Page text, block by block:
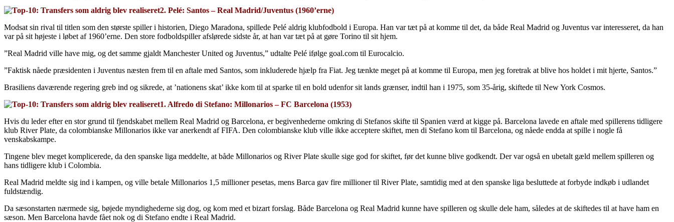
2. Pelé: Santos – Real Madrid/Juventus (1960’erne)
Modsat sin rival til titlen som den største spiller i historien, Diego Maradona, spillede Pelé aldrig klubfodbold i Europa. Han var tæt på at komme til det, da både Real Madrid og Juventus var interesseret, da han
var på sit højeste i løbet af 1960’erne. Den store fodboldspiller afslørede sidste år, at han var tæt på at gøre Torino til sit hjem.
”Real Madrid ville have mig, og det samme gjaldt Manchester United og Juventus,” udtalte Pelé ifølge goal.com til Eurocalcio.
”Faktisk nåede præsidenten i Juventus næsten frem til en aftale med Santos, som inkluderede hjælp fra Fiat. Jeg tænkte meget på at komme til Europa, men jeg foretrak at blive hos holdet i mit hjerte, Santos.”
Brasiliens daværende regering greb ind og sikrede, at ’nationens skat’ ikke kom til at sparke til en bold udenfor sit lands grænser, indtil han i 1975, som 35-årig, skiftede til New York Cosmos.
1. Alfredo di Stefano: Millonarios – FC Barcelona (1953)
Hvis du leder efter en stor grund til fjendskabet mellem Real Madrid og Barcelona, er begivenhederne omkring di Stefanos skifte til Spanien værd at kigge på. Barcelona lavede en aftale med spillerens tidligere
klub River Plate, da colombianske Millonarios ikke var anerkendt af FIFA. Den colombianske klub ville ikke acceptere skiftet, men di Stefano kom til Barcelona, og nåede endda at spille i nogle få
venskabskampe.
Tingene blev meget komplicerede, da den spanske liga meddelte, at både Millonarios og River Plate skulle sige god for skiftet, før det kunne blive godkendt. Der var også en ubetalt gæld mellem spilleren og
hans tidligere klub i Colombia.
Real Madrid meldte sig ind i kampen, og ville betale Millonarios 1,5 millioner pesetas, mens Barca gav fire millioner til River Plate, samtidig med at den spanske liga besluttede at forbyde indkøb i udlandet
fuldstændig.
Da sæsonstarten nærmede sig, bøjede myndighederne sig dog, og kom med et bizart forslag. Både Barcelona og Real Madrid kunne have spilleren og skulle dele ham, således at de skiftedes til at have ham en
sæson. Men Barcelona havde fået nok og di Stefano endte i Real Madrid.